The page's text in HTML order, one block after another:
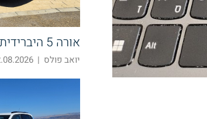
אורה 5 היברידית – חוצה קטגוריות
יואב פולס |
10:52